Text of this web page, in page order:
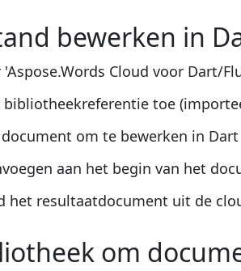
bewerken in
Cloud voor Dart/
bibliotheekreferentie toe
document om te bewerken in Dart
aan het begin van het
het resultaatdocument uit de
om